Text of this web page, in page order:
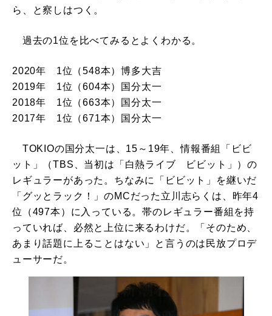
ら、と察しはつく。
過去の1位を比べてみるとよくわかる。
2020年 1位（548本）博多大吉
2019年 1位（604本）国分太一
2018年 1位（663本）国分太一
2017年 1位（671本）国分太一
TOKIOの国分太一は、15～19年、情報番組「ビビ
ット」（TBS、当初は「白熱ライブ ビビット」）の
レギュラーがあった。ちなみに「ビビット」を継いだ
「グッとラック！」のMCだった立川志らくは、昨年4
位（497本）に入っている。帯のレギュラー番組を持
っていれば、必然と上位に来るわけだ。「そのため、
あまり話題に上ることはない」と言うのは民放プロデ
ューサーだ。